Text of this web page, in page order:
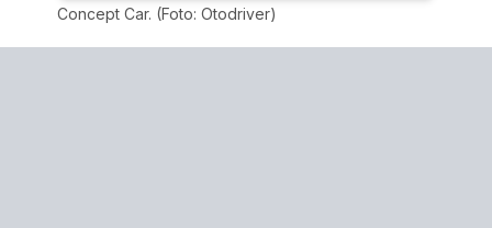
Concept Car. (Foto: Otodriver)